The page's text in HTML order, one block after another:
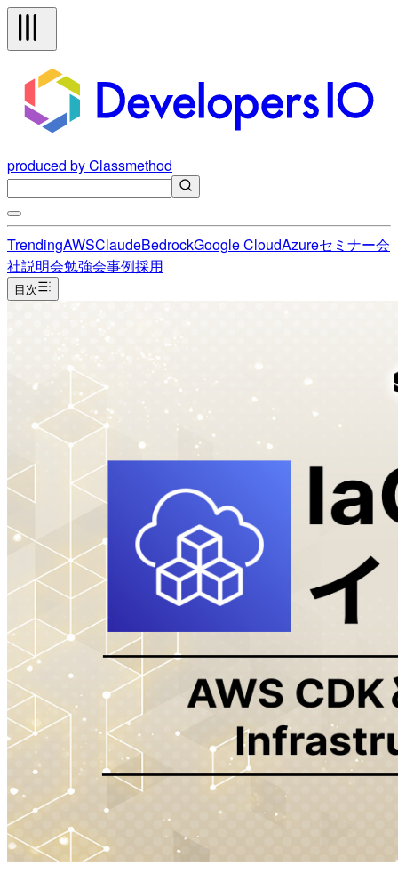
produced by Classmethod
TrendingAWSClaudeBedrockGoogle CloudAzureセミナー会
社説明会勉強会事例採用
目次